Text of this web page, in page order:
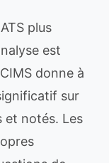
plus
est
donne à
sur
et notés. Les